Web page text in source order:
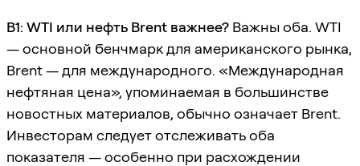
В1: WTI или нефть Brent важнее? Важны оба. WTI
— основной бенчмарк для американского рынка,
Brent — для международного. «Международная
нефтяная цена», упоминаемая в большинстве
новостных материалов, обычно означает Brent.
Инвесторам следует отслеживать оба
показателя — особенно при расхождении